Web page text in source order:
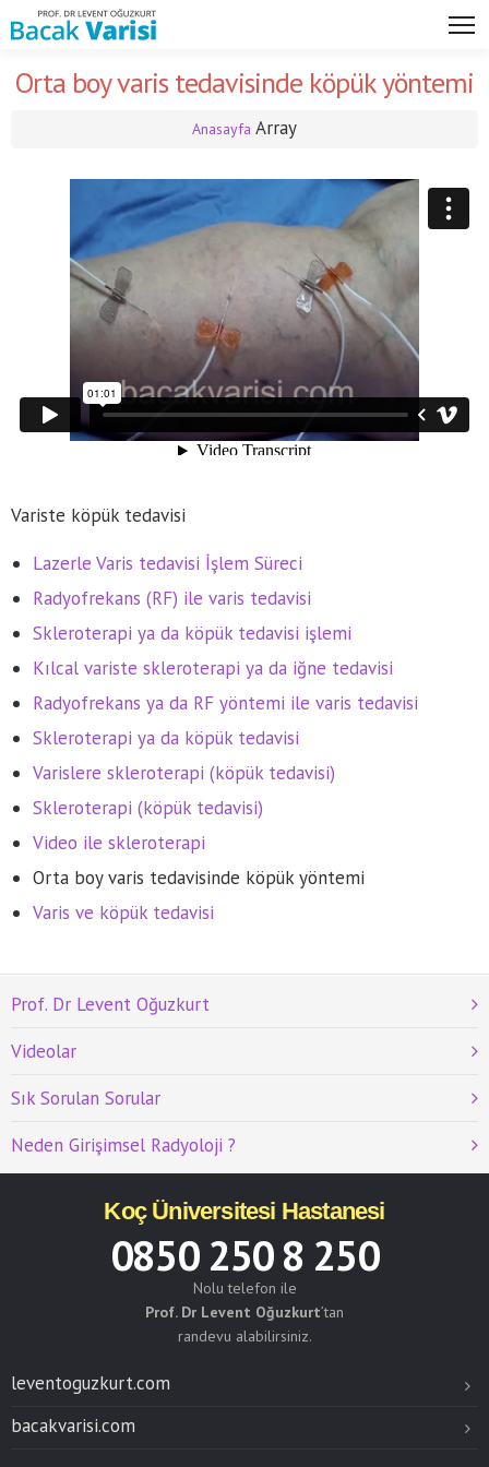
Orta boy varis tedavisinde köpük yöntemi
Anasayfa Array
Variste köpük tedavisi
Lazerle Varis tedavisi İşlem Süreci
Radyofrekans (RF) ile varis tedavisi
Skleroterapi ya da köpük tedavisi işlemi
Kılcal variste skleroterapi ya da iğne tedavisi
Radyofrekans ya da RF yöntemi ile varis tedavisi
Skleroterapi ya da köpük tedavisi
Varislere skleroterapi (köpük tedavisi)
Skleroterapi (köpük tedavisi)
Video ile skleroterapi
Orta boy varis tedavisinde köpük yöntemi
Varis ve köpük tedavisi
Prof. Dr Levent Oğuzkurt
Videolar
Sık Sorulan Sorular
Neden Girişimsel Radyoloji ?
Koç Üniversitesi Hastanesi
0850 250 8 250
Nolu telefon ile
Prof. Dr Levent Oğuzkurt’tan
randevu alabilirsiniz.
leventoguzkurt.com
bacakvarisi.com